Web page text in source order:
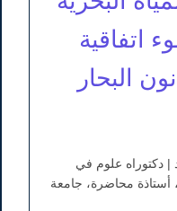
اتفاقية
البحار
| دكتوراه علوم في
أستاذة محاضرة، جامعة